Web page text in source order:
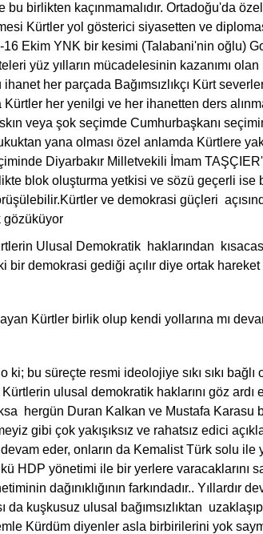
birlikten kaçınmamalıdır. Ortadoğu'da
Kürtler yol gösterici siyasetten ve
Ekim YNK bir kesimi (Talabani'nin oğlu)
yüz yılların mücadelesinin kazanımı
her parçada Bağımsızlıkçı Kürt
Kürtler her yenilgi ve her ihanetten ders
veya şok seçimde Cumhurbaşkanı
yana olması özel anlamda Kürtlere
Diyarbakır Milletvekili İmam
blok oluşturma yetkisi ve sözü geçerli ise
ve demokrasi güçleri
gözüküyor
Ulusal Demokratik haklarından
demokrasi gediği açılır diye ortak
Kürtler birlik olup kendi yollarına mı
ki; bu süreçte resmi ideolojiye sıkı sıkı
ulusal demokratik haklarını göz ardı
hergün Duran Kalkan ve Mustafa Karasu
gibi çok yakışıksız ve rahatsız edici
eder, onların da Kemalist Türk solu ile
HDP yönetimi ile bir yerlere varacaklarını
in dağınıklığının farkındadır.. Yıllardır
da kuşkusuz ulusal bağımsızlıktan
Kürdüm diyenler asla birbirilerini yok